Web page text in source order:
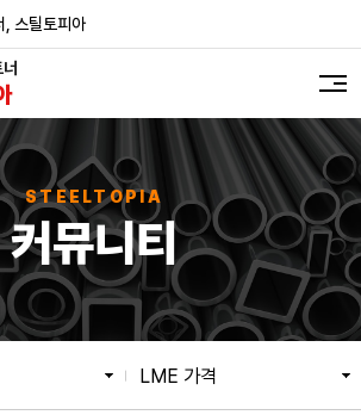
, 스틸토피아
STEELTOPIA
커뮤니티
LME 가격